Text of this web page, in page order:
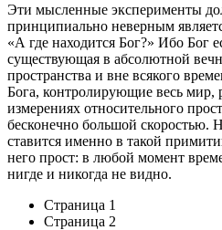
Эти мысленные эксперименты
принципиально неверным
«А где находится Бог?» Ибо Бог
существующая в абсолютной
пространства и вне всякого
Бога, контролирующие весь мир,
измерениях относительного
бесконечно большой скоростью.
ставится именно в такой
него прост: в любой момент
нигде и никогда не видно.
Страница 1
Страница 2